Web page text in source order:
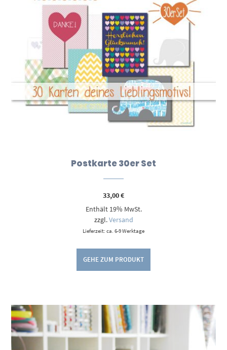
Postkarte 30er Set
33,00€
Enthält 19% MwSt.
zzgl.Versand
Lieferzeit: ca. 6-9 Werktage
GEHE ZUM PRODUKT